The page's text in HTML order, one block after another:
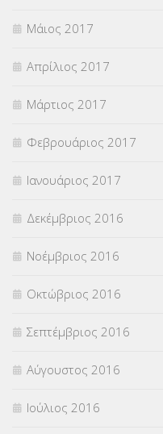
Μάιος 2017
Απρίλιος 2017
Μάρτιος 2017
Φεβρουάριος 2017
Ιανουάριος 2017
Δεκέμβριος 2016
Νοέμβριος 2016
Οκτώβριος 2016
Σεπτέμβριος 2016
Αύγουστος 2016
Ιούλιος 2016